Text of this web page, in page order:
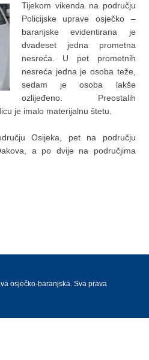
Tijekom vikenda na području
Policijske uprave osječko –
baranjske evidentirana je
dvadeset jedna prometna
nesreća. U pet prometnih
nesreća jedna je osoba teže,
sedam je osoba lakše
ozlijeđeno. Preostalih
je imalo materijalnu štetu.
Osijeka, pet na području
a po dvije na područjima
osječko-baranjska. Sva prava